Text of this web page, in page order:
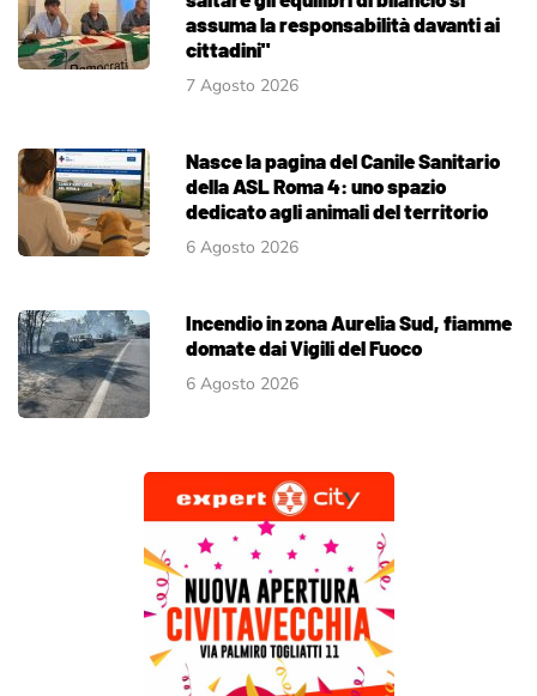
assuma la responsabilità davanti ai
cittadini"
7 Agosto 2026
Nasce la pagina del Canile Sanitario
della ASL Roma 4: uno spazio
dedicato agli animali del territorio
6 Agosto 2026
Incendio in zona Aurelia Sud, fiamme
domate dai Vigili del Fuoco
6 Agosto 2026